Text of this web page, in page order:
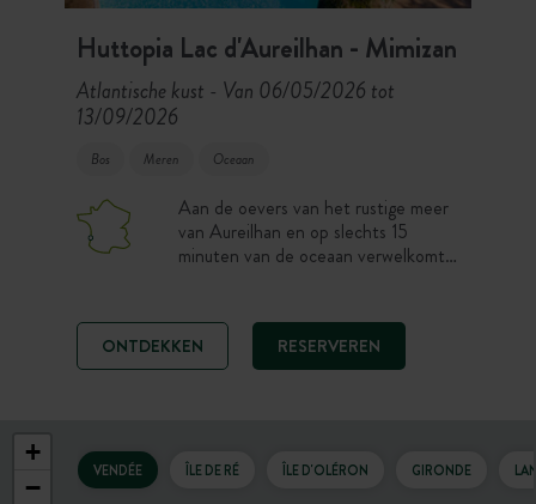
Huttopia Lac d'Aureilhan - Mimizan
Atlantische kust - Van 06/05/2026 tot
13/09/2026
Bos Meren Oceaan
Aan de oevers van het rustige meer
van Aureilhan en op slechts 15
minuten van de oceaan verwelkomt
zee. Geniet van een verblijf in de
natuur op een staanplaats, in een
tent of chalet, met zwembad,
surfen en boswandelingen te
ONTDEKKEN RESERVEREN
VENDÉE ÎLE DE RÉ ÎLE D'OLÉRON GIRONDE
+
−